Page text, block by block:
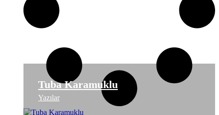
Tuba Karamuklu
Yazılar